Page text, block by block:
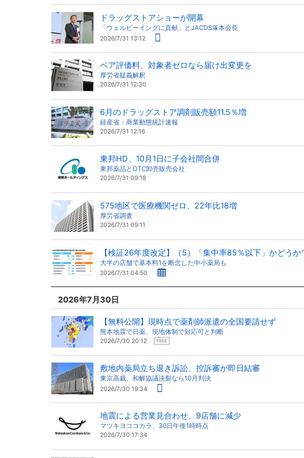
ドラッグストアショーが開幕
「ウェルビーイングに貢献」とJACDS塚本会長
2026/7/31 13:12
ベア評価料、対象者ゼロなら届け出変更を
厚労省疑義解釈
2026/7/31 12:30
6月のドラッグストア調剤販売額11.5％増
経産省・商業動態統計速報
2026/7/31 12:16
東邦HD、10月1日に子会社間合併
東邦薬品とOTC卸売販売会社
2026/7/31 09:18
575地区で医療機関ゼロ、22年比18増
厚労省調査
2026/7/31 09:11
【検証26年度改定】（5）「集中率85％以下」かどうか
大半の店舗で基本料1を断念した中小薬局も
2026/7/31 04:50
2026年7月30日
【無料公開】現時点で薬剤師派遣の全国要請せず
熊本地震で日薬、現地体制で対応可と判断
2026/7/30 20:12 FREE
敷地内薬局立ち退き訴訟、控訴審が即日結審
東京高裁、和解協議決裂なら10月判決
2026/7/30 19:34
地震による営業見合わせ、9店舗に減少
マツキヨココカラ、30日午後1時時点
2026/7/30 17:34